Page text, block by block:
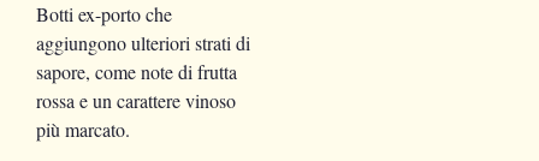
Botti ex-porto che
aggiungono ulteriori strati di
sapore, come note di frutta
rossa e un carattere vinoso
più marcato.